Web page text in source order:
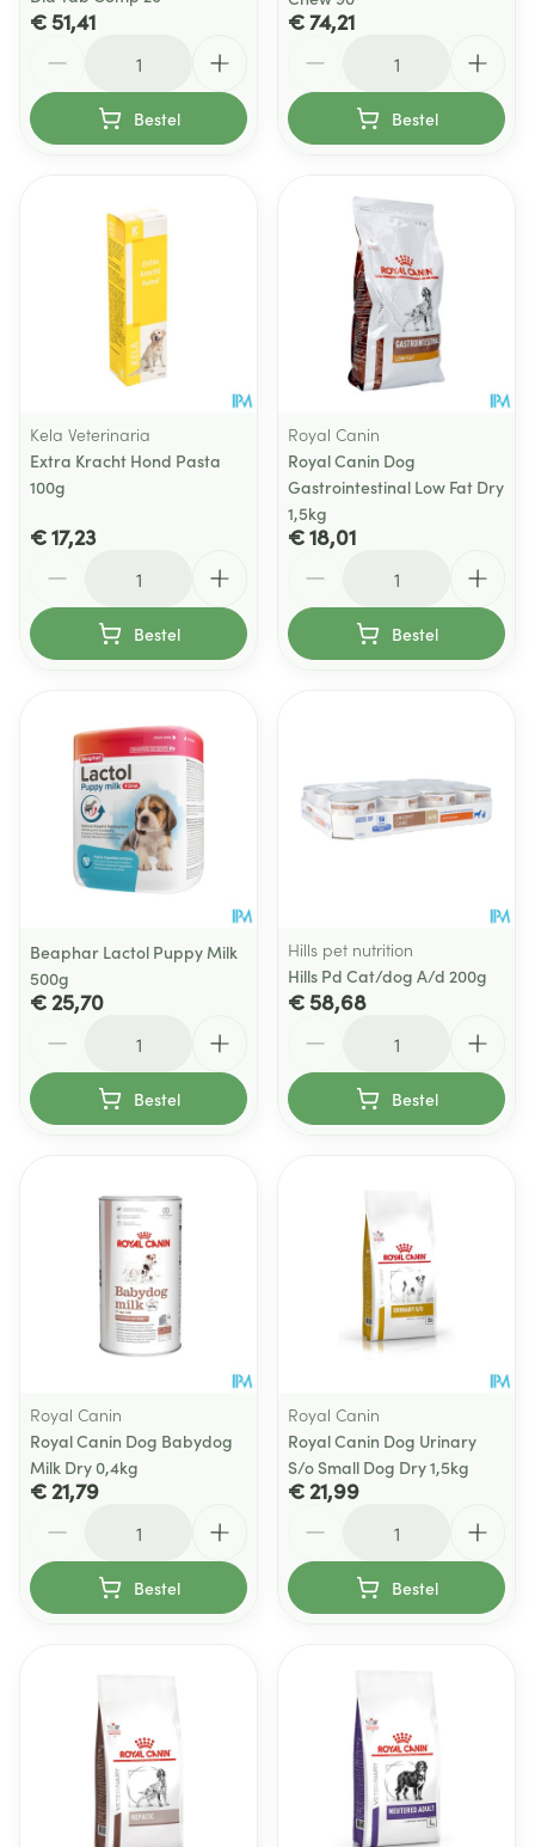
€ 51,41
Bestel
€ 74,21
Bestel
Kela Veterinaria
Extra Kracht Hond Pasta
100g
€ 17,23
Bestel
Royal Canin
Royal Canin Dog
Gastrointestinal Low Fat Dry
1,5kg
€ 18,01
Bestel
Beaphar Lactol Puppy Milk
500g
€ 25,70
Bestel
Hills pet nutrition
Hills Pd Cat/dog A/d 200g
€ 58,68
Bestel
Royal Canin
Royal Canin Dog Babydog
Milk Dry 0,4kg
€ 21,79
Bestel
Royal Canin
Royal Canin Dog Urinary
S/o Small Dog Dry 1,5kg
€ 21,99
Bestel